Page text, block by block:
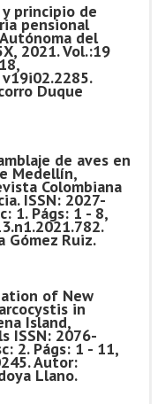
y principio de
pensional
del
2021. Vol.:19
Duque
de aves en
Medellín,
Colombiana
ISSN: 2027-
1. Págs: 1 - 8,
Gómez Ruiz.
of New
in
Island,
ISSN: 2076-
2. Págs: 1 - 11,
Autor:
Llano.